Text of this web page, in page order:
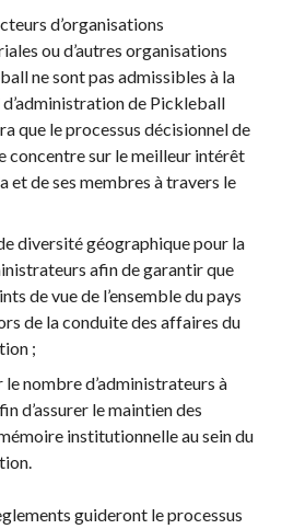
d’organisations
ou d’autres organisations
ne sont pas admissibles à la
de Pickleball
que le processus décisionnel de
concentre sur le meilleur intérêt
et de ses membres à travers le
diversité géographique pour la
afin de garantir que
de vue de l’ensemble du pays
de la conduite des affaires du
;
nombre d’administrateurs à
d’assurer le maintien des
institutionnelle au sein du
guideront le processus